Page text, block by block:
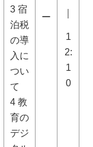
3 宿
泊税
の導
入に
つい
て
4 教
育の
デジ
ー
1
2:
1
0